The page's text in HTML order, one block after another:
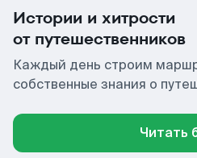
Истории и хитрости
от путешественников
Каждый день строим
собственные знания о
Читать